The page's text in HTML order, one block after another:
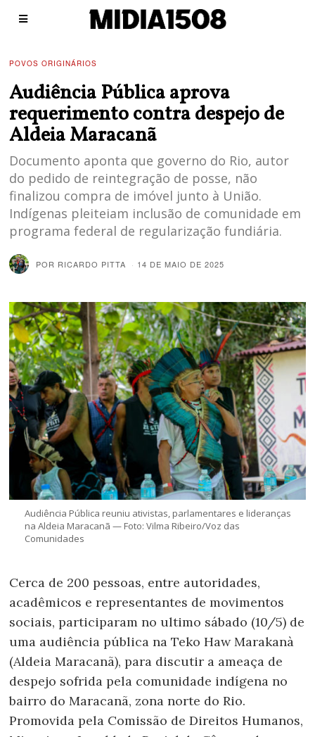
POVOS ORIGINÁRIOS
Audiência Pública aprova
requerimento contra despejo de
Aldeia Maracanã
Documento aponta que governo do Rio, autor
do pedido de reintegração de posse, não
finalizou compra de imóvel junto à União.
Indígenas pleiteiam inclusão de comunidade em
programa federal de regularização fundiária.
POR RICARDO PITTA 14 DE MAIO DE 2025
Audiência Pública reuniu ativistas, parlamentares e lideranças
na Aldeia Maracanã — Foto: Vilma Ribeiro/Voz das
Comunidades
Cerca de 200 pessoas, entre autoridades,
acadêmicos e representantes de movimentos
sociais, participaram no ultimo sábado (10/5) de
uma audiência pública na Teko Haw Marakanà
(Aldeia Maracanã), para discutir a ameaça de
despejo sofrida pela comunidade indígena no
bairro do Maracanã, zona norte do Rio.
Promovida pela Comissão de Direitos Humanos,